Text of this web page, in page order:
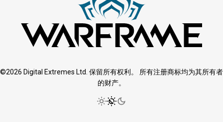
©2026 Digital Extremes Ltd. 保留所有权利。 所有注册商标均为其所有者
的财产。